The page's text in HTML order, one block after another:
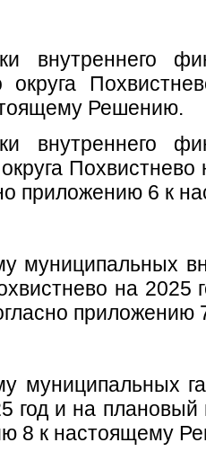
внутреннего
округа
Решению.
внутреннего
приложению 6 к
муниципальных
на
муниципальных
год и на плановый
8 к настоящему